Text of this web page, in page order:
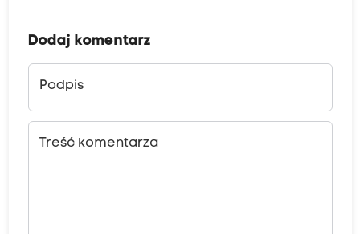
Dodaj komentarz
Podpis
Treść komentarza